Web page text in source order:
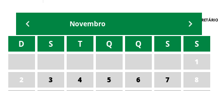
AGENDA DO SECRETÁRIO
Novembro
D S T Q Q S S
1
2
3 4 5 6 7
8